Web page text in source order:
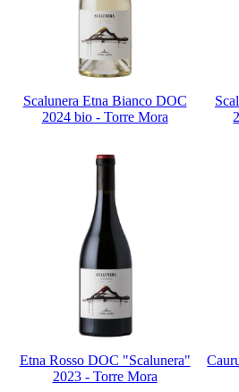
Scalunera Etna Bianco DOC
2024 bio - Torre Mora
Etna Rosso DOC "Scalunera"
2023 - Torre Mora